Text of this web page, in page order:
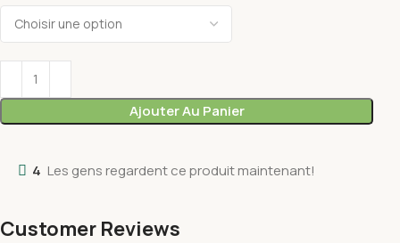
Ajouter Au Panier
4 Les gens regardent ce produit maintenant!
Customer Reviews